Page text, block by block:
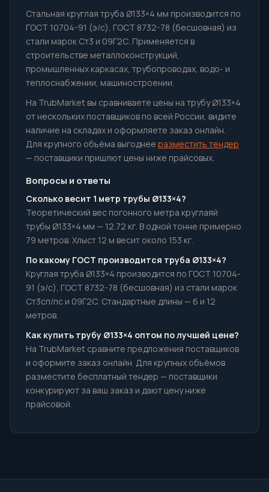
Стальная круглая труба Ø133×4 мм производится по
ГОСТ 10704-91 (э/с), ГОСТ 8732-78 (бесшовная) из
стали марок Ст3 и 09Г2С. Применяется в
строительстве металлоконструкций,
промышленных каркасах, трубопроводах, водо- и
теплоснабжении, машиностроении.
На TrubMarket вы сравниваете цены на трубу Ø133×4
от нескольких поставщиков по всей России, видите
наличие на складах и оформляете заказ онлайн.
Для крупного объёма выгоднее разместить тендер
— поставщики пришлют цены ниже прайсовых.
Вопросы и ответы
Сколько весит 1 метр трубы Ø133×4?
Теоретический вес погонного метра круглаяй
трубы Ø133×4 мм — 12.72 кг. В одной тонне примерно
79 метров. Хлыст 12 м весит около 153 кг.
По какому ГОСТ производится труба Ø133×4?
Круглая труба Ø133×4 производится по ГОСТ 10704-
91 (э/с), ГОСТ 8732-78 (бесшовная) из стали марок
Ст3сп/пс и 09Г2С. Стандартные длины — 6 и 12
метров.
Как купить трубу Ø133×4 оптом по лучшей цене?
На TrubMarket сравните предложения поставщиков
и оформите заказ онлайн. Для крупных объёмов
разместите бесплатный тендер — поставщики
конкурируют за ваш заказ и дают цену ниже
прайсовой.